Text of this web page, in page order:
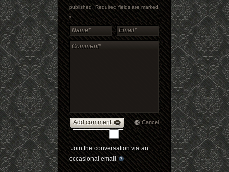
published. Required fields are marked
*
Add comment Cancel
Join the conversation via an
occasional email